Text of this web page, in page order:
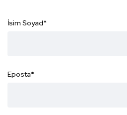
İsim Soyad*
Eposta*